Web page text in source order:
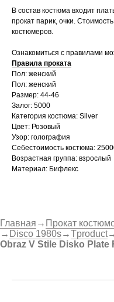
В состав костюма входит
прокат парик, очки.
костюмеров.
Ознакомиться с правилами
Правила проката
Пол: женский
Пол: женский
Размер: 44-46
Залог: 5000
Категория костюма: Silver
Цвет: Розовый
Узор: голография
Себестоимость костюма:
Возрастная группа: взрослый
Материал: Бифлекс
Главная → Прокат
→ Disco 1980s→Tproduct
Obraz V Stile Disko Plate